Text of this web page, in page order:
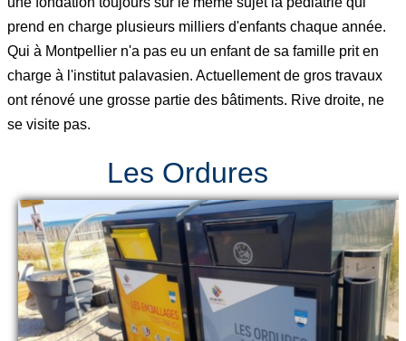
prend en charge plusieurs milliers d'enfants chaque année.
Qui à Montpellier n'a pas eu un enfant de sa famille prit en
charge à l'institut palavasien. Actuellement de gros travaux
ont rénové une grosse partie des bâtiments. Rive droite, ne
se visite pas.
Les Ordures